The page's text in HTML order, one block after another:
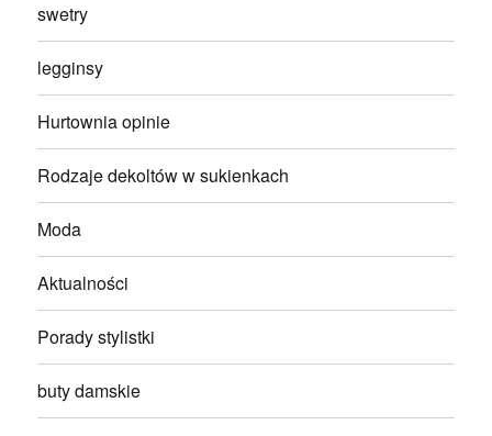
swetry
legginsy
Hurtownia opinie
Rodzaje dekoltów w sukienkach
Moda
Aktualności
Porady stylistki
buty damskie